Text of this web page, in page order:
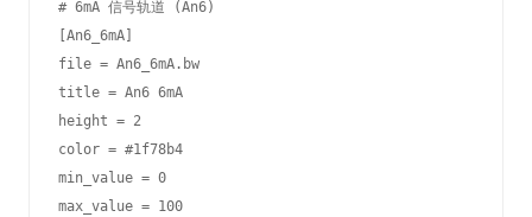
# 6mA 信号轨道 (An6)
[An6_6mA]
file = An6_6mA.bw
title = An6 6mA
height = 2
color = #1f78b4
min_value = 0
max_value = 100